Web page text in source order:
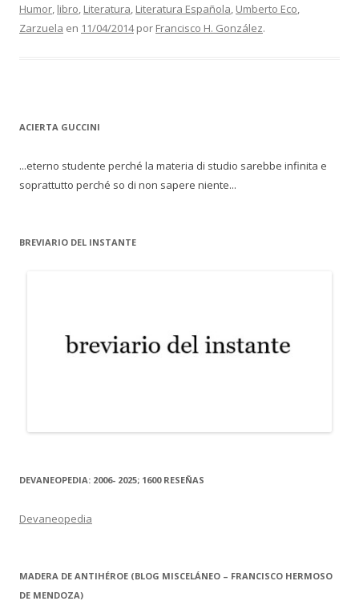
Humor, libro, Literatura, Literatura Española, Umberto Eco,
Zarzuela en 11/04/2014por Francisco H. González.
ACIERTA GUCCINI
...eterno studente perché la materia di studio sarebbe infinita e
soprattutto perché so di non sapere niente...
BREVIARIO DEL INSTANTE
DEVANEOPEDIA: 2006- 2025; 1600 RESEÑAS
Devaneopedia
MADERA DE ANTIHÉROE (BLOG MISCELÁNEO – FRANCISCO HERMOSO
DE MENDOZA)